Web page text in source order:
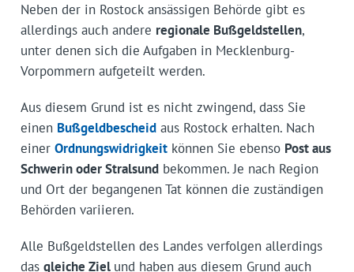
Neben der in Rostock ansässigen Behörde gibt es
allerdings auch andere regionale Bußgeldstellen,
unter denen sich die Aufgaben in Mecklenburg-
Vorpommern aufgeteilt werden.
Aus diesem Grund ist es nicht zwingend, dass Sie
einen Bußgeldbescheidaus Rostock erhalten. Nach
einer Ordnungswidrigkeitkönnen Sie ebenso Post aus
Schwerin oder Stralsundbekommen. Je nach Region
und Ort der begangenen Tat können die zuständigen
Behörden variieren.
Alle Bußgeldstellen des Landes verfolgen allerdings
das gleiche Ziel und haben aus diesem Grund auch